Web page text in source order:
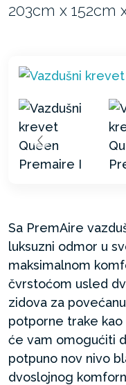
203cm x 152cm
Sa PremAire
luksuzni odmor u
maksimalnom
čvrstoćom usled
zidova za
potporne trake
će vam omogućiti
potpuno nov nivo
dvoslojnog